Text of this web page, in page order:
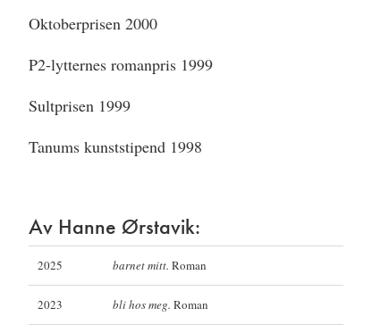
Oktoberprisen 2000
P2-lytternes romanpris 1999
Sultprisen 1999
Tanums kunststipend 1998
Av Hanne Ørstavik:
2025 barnet mitt. Roman
2023 bli hos meg. Roman